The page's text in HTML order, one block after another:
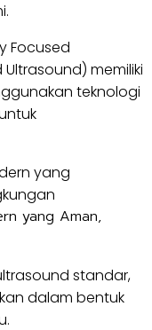
Focused
Ultrasound) memiliki
teknologi
yang Aman,
standar,
dalam bentuk